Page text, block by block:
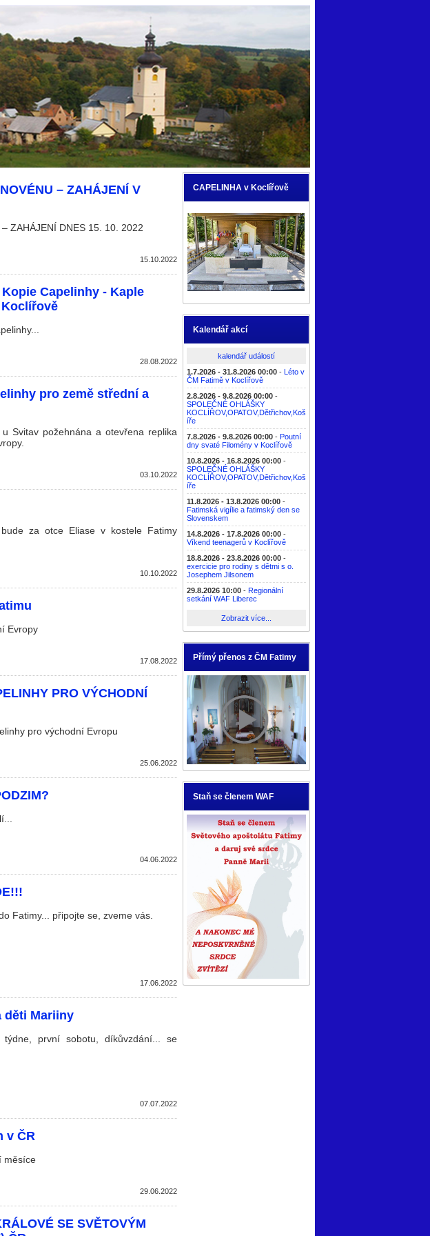
CAPELINHA v Koclířově
Kalendář akcí
kalendář událostí
1.7.2026 - 31.8.2026 00:00- Léto v
ČM Fatimě v Koclířově
2.8.2026 - 9.8.2026 00:00-
SPOLEČNÉ OHLÁŠKY
KOCLÍŘOV,OPATOV,Dětřichov,Koš
íře
7.8.2026 - 9.8.2026 00:00- Poutní
dny svaté Filomény v Koclířově
10.8.2026 - 16.8.2026 00:00-
SPOLEČNÉ OHLÁŠKY
KOCLÍŘOV,OPATOV,Dětřichov,Koš
íře
11.8.2026 - 13.8.2026 00:00-
Fatimská vigílie a fatimský den se
Slovenskem
14.8.2026 - 17.8.2026 00:00-
Víkend teenagerů v Koclířově
18.8.2026 - 23.8.2026 00:00-
exercicie pro rodiny s dětmi s o.
Josephem Jilsonem
29.8.2026 10:00- Regionální
setkání WAF Liberec
Zobrazit více...
Přímý přenos z ČM Fatimy
Staň se členem WAF
– ZAHÁJENÍ V
ZAHÁJENÍ DNES 15. 10. 2022
15.10.2022
Capelinhy - Kaple
Koclířově
28.08.2022
pro země střední a
Svitav požehnána a otevřena replika
03.10.2022
za otce Eliase v kostele Fatimy
10.10.2022
Evropy
17.08.2022
PRO VÝCHODNÍ
pro východní Evropu
25.06.2022
04.06.2022
Fatimy... připojte se, zveme vás.
17.06.2022
děti Mariiny
první sobotu, díkůvzdání... se
07.07.2022
v ČR
měsíce
29.06.2022
SE SVĚTOVÝM